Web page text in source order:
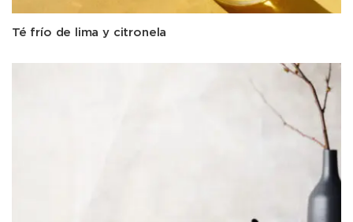
Té frío de lima y citronela